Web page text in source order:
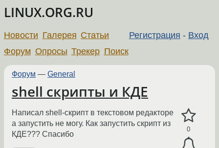
LINUX.ORG.RU
Регистрация - Вход
Новости Галерея Статьи
Форум Опросы Трекер Поиск
Форум — General
shell скрипты и КДЕ
0
Написал shell-скрипт в текстовом редакторе
а запустить не могу. Как запустить скрипт из
КДЕ??? Спасибо